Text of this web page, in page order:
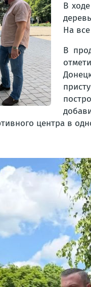
В
На
В
центра в